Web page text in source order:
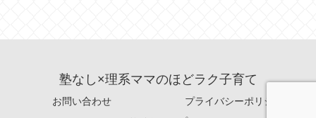
塾なし×理系ママのほどラク子育て
お問い合わせ
プライバシーポリシー